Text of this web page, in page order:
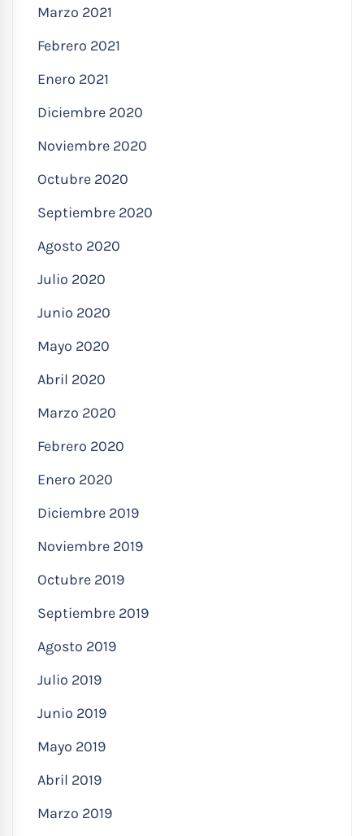
Marzo 2021
Febrero 2021
Enero 2021
Diciembre 2020
Noviembre 2020
Octubre 2020
Septiembre 2020
Agosto 2020
Julio 2020
Junio 2020
Mayo 2020
Abril 2020
Marzo 2020
Febrero 2020
Enero 2020
Diciembre 2019
Noviembre 2019
Octubre 2019
Septiembre 2019
Agosto 2019
Julio 2019
Junio 2019
Mayo 2019
Abril 2019
Marzo 2019